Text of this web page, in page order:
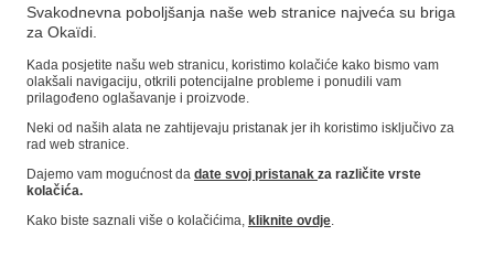
Naši prijedlozi
Predloženi proizvodi
Pogledajte sve proizvode
Dućan
Svakodnevna poboljšanja naše web stranice najveća su briga
za Okaïdi.
Kada posjetite našu web stranicu, koristimo kolačiće kako bismo vam
olakšali navigaciju, otkrili potencijalne probleme i ponudili vam
prilagođeno oglašavanje i proizvode.
Neki od naših alata ne zahtijevaju pristanak jer ih koristimo isključivo za
rad web stranice.
Dajemo vam mogućnost da date svoj pristanak za različite vrste
kolačića.
Kako biste saznali više o kolačićima, kliknite ovdje.